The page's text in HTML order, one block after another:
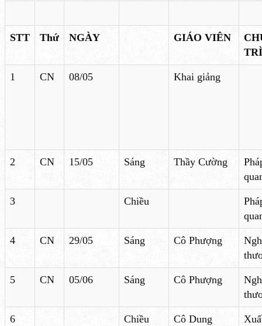
STT Thứ NGÀY GIÁO VIÊN
1 CN 08/05 Khai giảng
2 CN 15/05 Sáng Thầy Cường
3 Chiều
4 CN 29/05 Sáng Cô Phượng
5 CN 05/06 Sáng Cô Phượng
6 Chiều Cô Dung